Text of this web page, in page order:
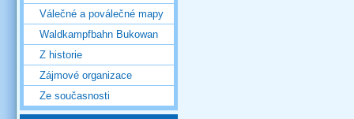
Válečné a poválečné mapy
Waldkampfbahn Bukowan
Z historie
Zájmové organizace
Ze současnosti